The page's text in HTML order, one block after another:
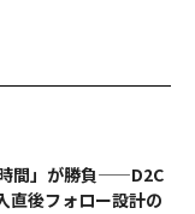
時間」が勝負——D2C
直後フォロー設計の